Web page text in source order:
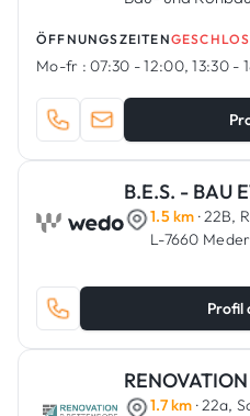
Unternehmen,
sich auf Bau-
spezialisiert h...
ÖFFNUNGSZEITEN
Mo-fr : 07:30 - 12:00, 13:30 -
1.5 km · 22B,
L-7660
Profil
1.7 km · 22a,